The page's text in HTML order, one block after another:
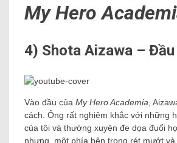
My Hero
4) Shota Aizawa –
Vào đầu của My Hero Academia,
cách. Ông rất nghiêm khắc với những
của tôi và thường xuyên đe dọa đuổi
nhưng, một phía bên trong rét mướt